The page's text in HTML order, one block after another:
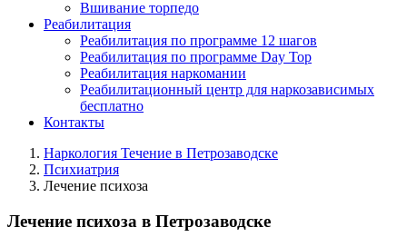
Вшивание торпедо
Реабилитация
Реабилитация по программе 12 шагов
Реабилитация по программе Day Top
Реабилитация наркомании
Реабилитационный центр для наркозависимых
бесплатно
Контакты
Наркология Течение в Петрозаводске
Психиатрия
Лечение психоза
Лечение психоза в Петрозаводске